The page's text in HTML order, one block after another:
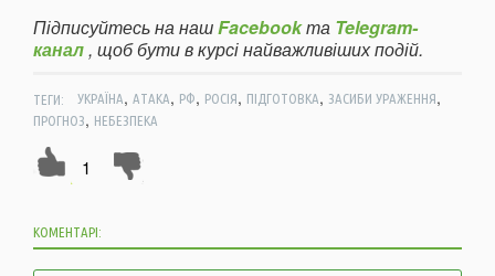
Підписуйтесь на нашFacebookта Telegram-
канал, щоб бути в курсі найважливіших подій.
ТЕГИ: УКРАЇНА, АТАКА, РФ, РОСІЯ, ПІДГОТОВКА, ЗАСИБИ УРАЖЕННЯ,
ПРОГНОЗ, НЕБЕЗПЕКА
1
КОМЕНТАРІ: